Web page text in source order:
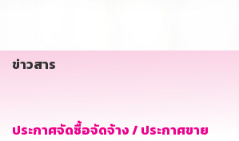
ข่าวสาร
ประกาศจัดซื้อจัดจ้าง / ประกาศขาย